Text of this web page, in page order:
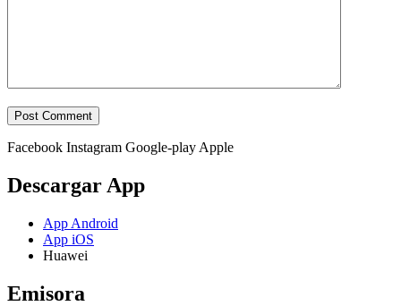
Facebook Instagram Google-play Apple
Descargar App
App Android
App iOS
Huawei
Emisora